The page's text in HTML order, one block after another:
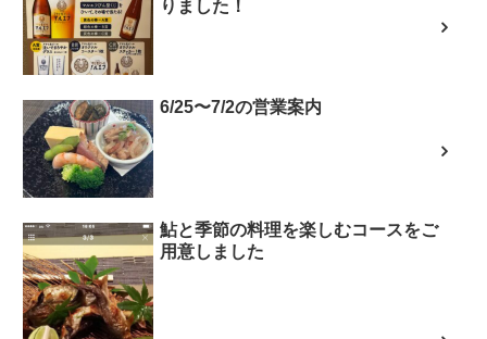
りました！
6/25〜7/2の営業案内
鮎と季節の料理を楽しむコースをご
用意しました